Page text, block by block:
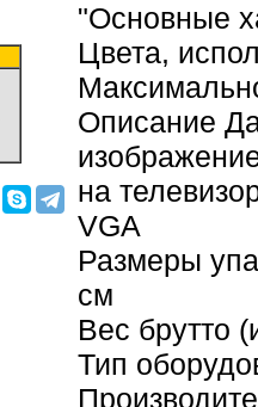
"Основные
Цвета,
Описание
на
VGA
Размеры
см
Вес брутто
Тип